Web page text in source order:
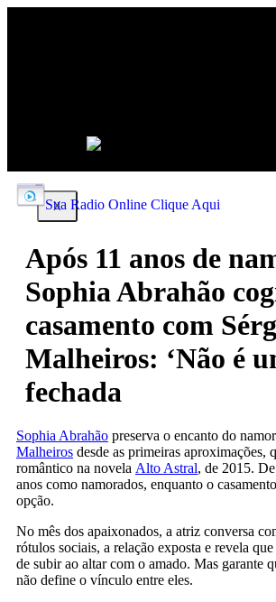
ESPORTE
X
Sua Radio Online Clique Aqui
Após 11 anos de
Sophia Abrahão
casamento com
Malheiros: ‘Não é
fechada
Sophia Abrahão preserva o encanto do
Malheiros desde as primeiras aproximações,
romântico na novela Alto Astral, de 2015.
anos como namorados, enquanto o
opção.
No mês dos apaixonados, a atriz conversa
rótulos sociais, a relação exposta e revela
de subir ao altar com o amado. Mas garante
não define o vínculo entre eles.